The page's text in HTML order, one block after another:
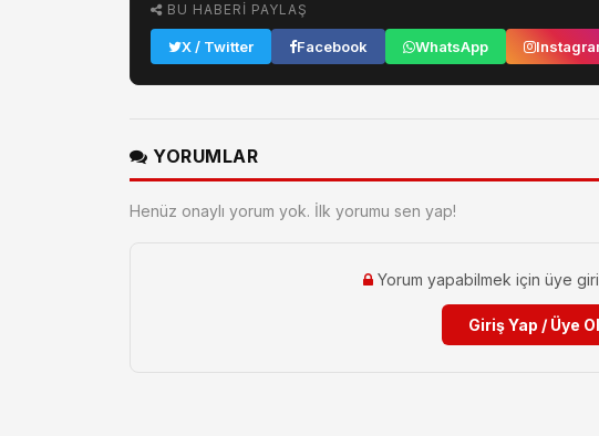
BU HABERI PAYLAŞ
X / Twitter Facebook WhatsApp
YORUMLAR
Henüz onaylı yorum yok. İlk yorumu sen yap!
Yorum yapabilmek için üye
Giriş Yap / Üye Ol